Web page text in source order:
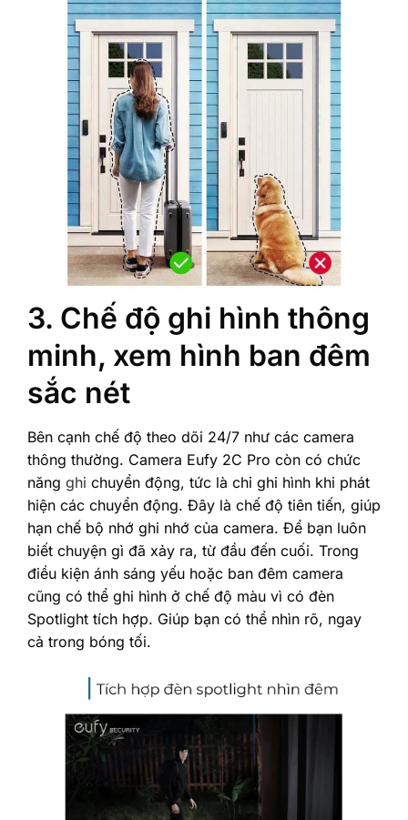
3. Chế độ ghi hình thông
minh, xem hình ban đêm
sắc nét
Bên cạnh chế độ theo dõi 24/7 như các camera
thông thường. Camera Eufy 2C Pro còn có chức
năng ghi chuyển động, tức là chỉ ghi hình khi phát
hiện các chuyển động. Đây là chế độ tiên tiến, giúp
hạn chế bộ nhớ ghi nhớ của camera. Để bạn luôn
biết chuyện gì đã xảy ra, từ đầu đến cuối. Trong
điều kiện ánh sáng yếu hoặc ban đêm camera
cũng có thể ghi hình ở chế độ màu vì có đèn
Spotlight tích hợp. Giúp bạn có thể nhìn rõ, ngay
cả trong bóng tối.